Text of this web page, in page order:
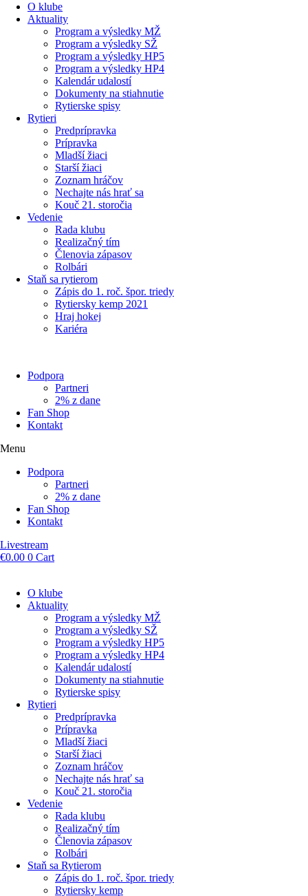
O klube
Aktuality
Program a výsledky MŽ
Program a výsledky SŽ
Program a výsledky HP5
Program a výsledky HP4
Kalendár udalostí
Dokumenty na stiahnutie
Rytierske spisy
Rytieri
Predprípravka
Prípravka
Mladší žiaci
Starší žiaci
Zoznam hráčov
Nechajte nás hrať sa
Kouč 21. storočia
Vedenie
Rada klubu
Realizačný tím
Členovia zápasov
Rolbári
Staň sa rytierom
Zápis do 1. roč. špor. triedy
Rytiersky kemp 2021
Hraj hokej
Kariéra
Podpora
Partneri
2% z dane
Fan Shop
Kontakt
Menu
Podpora
Partneri
2% z dane
Fan Shop
Kontakt
Livestream
€0.00 0 Cart
O klube
Aktuality
Program a výsledky MŽ
Program a výsledky SŽ
Program a výsledky HP5
Program a výsledky HP4
Kalendár udalostí
Dokumenty na stiahnutie
Rytierske spisy
Rytieri
Predprípravka
Prípravka
Mladší žiaci
Starší žiaci
Zoznam hráčov
Nechajte nás hrať sa
Kouč 21. storočia
Vedenie
Rada klubu
Realizačný tím
Členovia zápasov
Rolbári
Staň sa Rytierom
Zápis do 1. roč. špor. triedy
Rytiersky kemp